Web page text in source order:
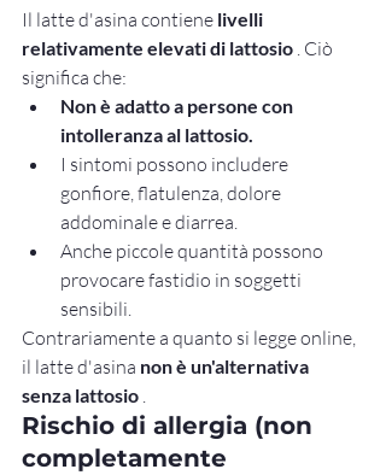
Il latte d'asina contiene livelli
relativamente elevati di lattosio . Ciò
significa che:
Non è adatto a persone con
intolleranza al lattosio.
I sintomi possono includere
gonfiore, flatulenza, dolore
addominale e diarrea.
Anche piccole quantità possono
provocare fastidio in soggetti
sensibili.
Contrariamente a quanto si legge online,
il latte d'asina non è un'alternativa
senza lattosio .
Rischio di allergia (non
completamente